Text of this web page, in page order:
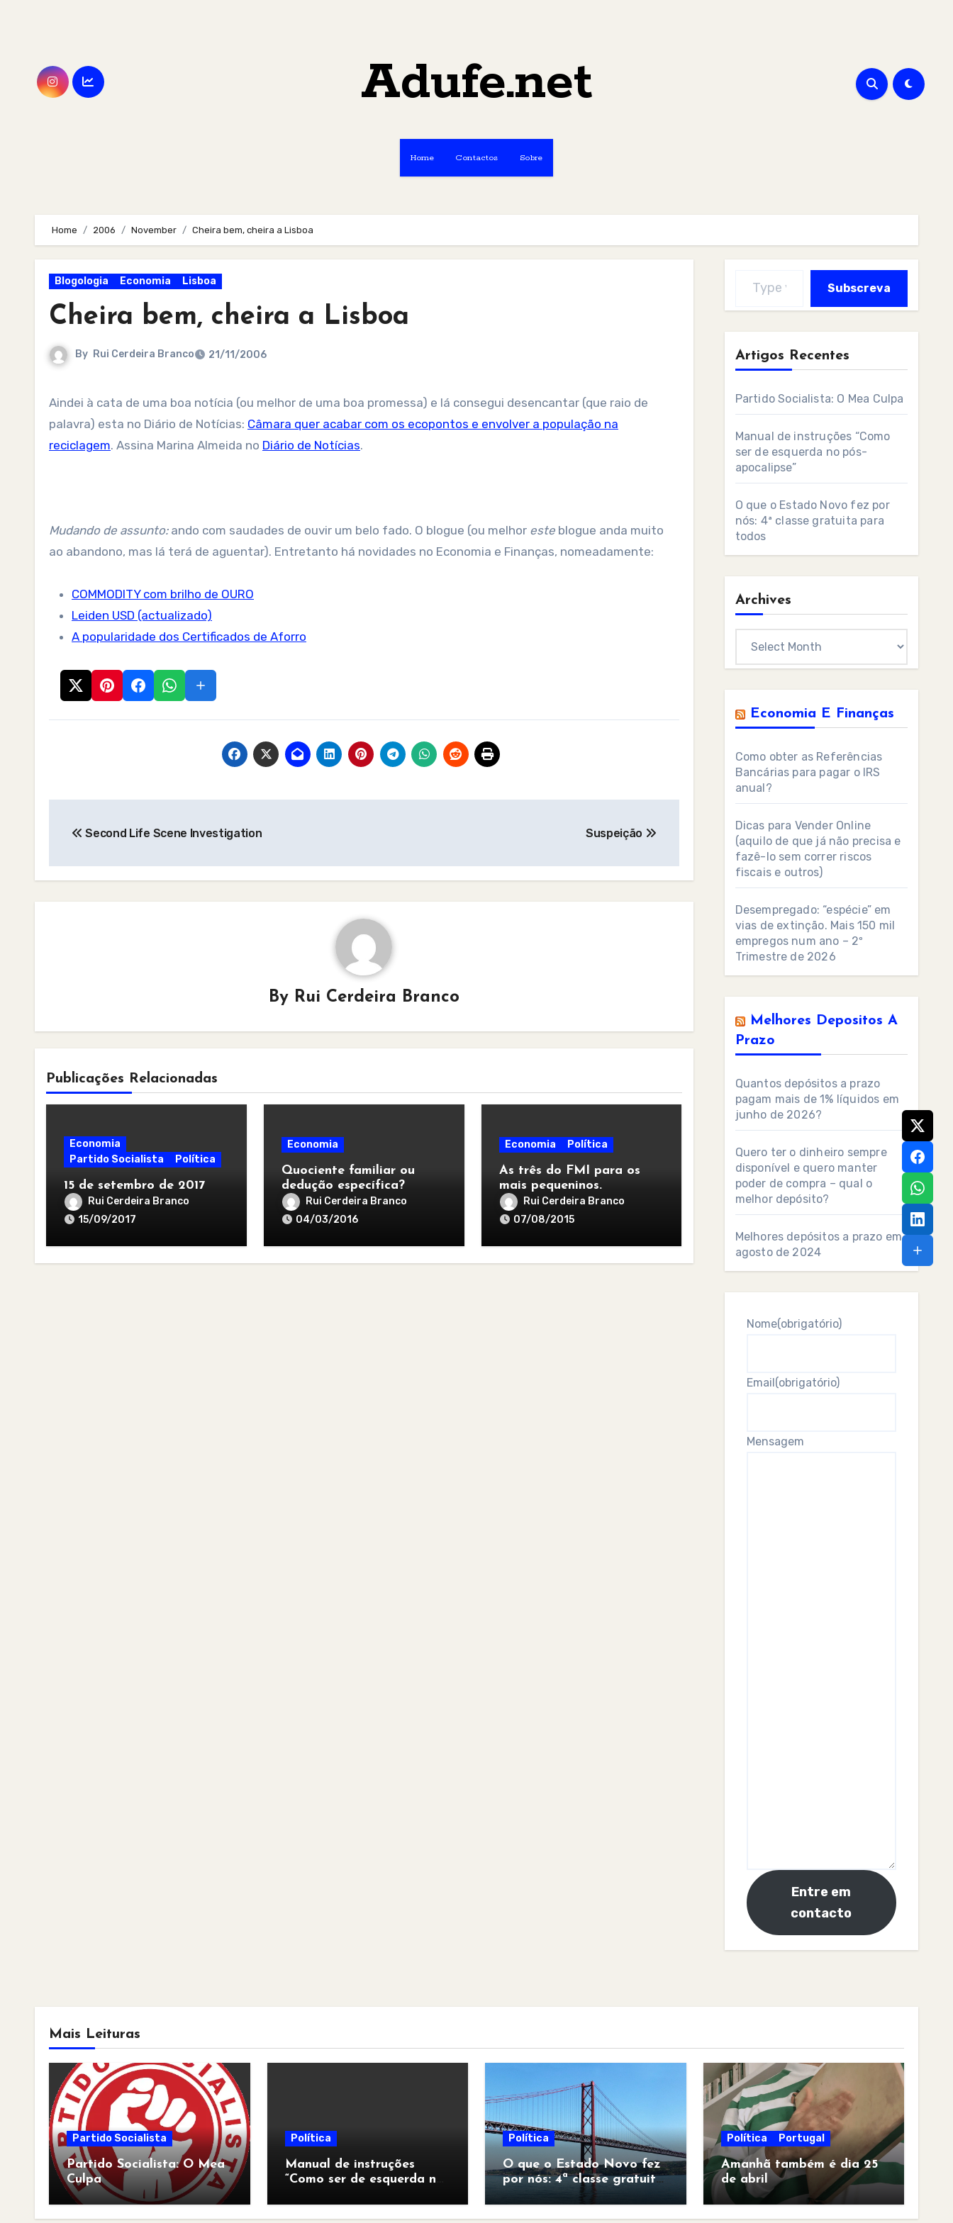
Adufe.net
Home Contactos Sobre
Home 2006 November Cheira bem, cheira a Lisboa
Blogologia Economia Lisboa
Cheira bem, cheira a Lisboa
By Rui Cerdeira Branco 21/11/2006
Aindei à cata de uma boa notícia (ou melhor de uma boa promessa) e lá consegui desencantar (que raio de
palavra) esta no Diário de Notícias: Câmara quer acabar com os ecopontos e envolver a população na
reciclagem. Assina Marina Almeida no Diário de Notícias.
Mudando de assunto:ando com saudades de ouvir um belo fado. O blogue (ou melhor este blogue anda muito
ao abandono, mas lá terá de aguentar). Entretanto há novidades no Economia e Finanças, nomeadamente:
COMMODITY com brilho de OURO
Leiden USD (actualizado)
A popularidade dos Certificados de Aforro
navigation
Second Life Scene Investigation Suspeição
By Rui Cerdeira Branco
Publicações Relacionadas
Economia
Partido Socialista
Política
15 de setembro de 2017
Rui Cerdeira Branco
15/09/2017
Economia
Quociente familiar ou
dedução específica?
Rui Cerdeira Branco
04/03/2016
Economia Política
As três do FMI para os
mais pequeninos.
Rui Cerdeira Branco
07/08/2015
Subscreva
Artigos Recentes
Partido Socialista: O Mea Culpa
Manual de instruções “Como
ser de esquerda no pós-
apocalipse”
O que o Estado Novo fez por
nós: 4ª classe gratuita para
todos
Archives
Economia E Finanças
Como obter as Referências
Bancárias para pagar o IRS
anual?
Dicas para Vender Online
(aquilo de que já não precisa e
fazê-lo sem correr riscos
fiscais e outros)
Desempregado: “espécie” em
vias de extinção. Mais 150 mil
empregos num ano – 2º
Trimestre de 2026
Melhores Depositos A
Prazo
Quantos depósitos a prazo
pagam mais de 1% líquidos em
junho de 2026?
Quero ter o dinheiro sempre
disponível e quero manter
poder de compra – qual o
melhor depósito?
Melhores depósitos a prazo em
agosto de 2024
Nome(obrigatório)
Email(obrigatório)
Mensagem
Entre em
contacto
Mais Leituras
Partido Socialista
Partido Socialista: O Mea
Culpa
Política
Manual de instruções
“Como ser de esquerda no
Política
O que o Estado Novo fez
por nós: 4ª classe gratuita
para todos
Política Portugal
Amanhã também é dia 25
de abril